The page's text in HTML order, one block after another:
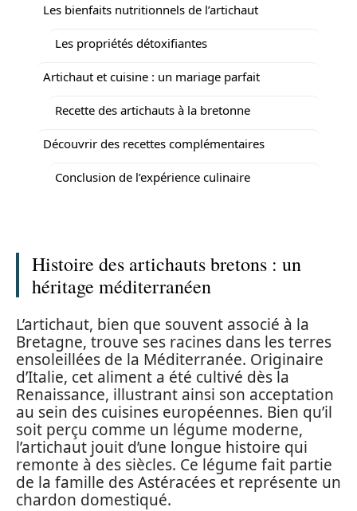
Les bienfaits nutritionnels de l’artichaut
Les propriétés détoxifiantes
Artichaut et cuisine : un mariage parfait
Recette des artichauts à la bretonne
Découvrir des recettes complémentaires
Conclusion de l’expérience culinaire
Histoire des artichauts bretons : un
héritage méditerranéen
L’artichaut, bien que souvent associé à la
Bretagne, trouve ses racines dans les terres
ensoleillées de la Méditerranée. Originaire
d’Italie, cet aliment a été cultivé dès la
Renaissance, illustrant ainsi son acceptation
au sein des cuisines européennes. Bien qu’il
soit perçu comme un légume moderne,
l’artichaut jouit d’une longue histoire qui
remonte à des siècles. Ce légume fait partie
de la famille des Astéracées et représente un
chardon domestiqué.